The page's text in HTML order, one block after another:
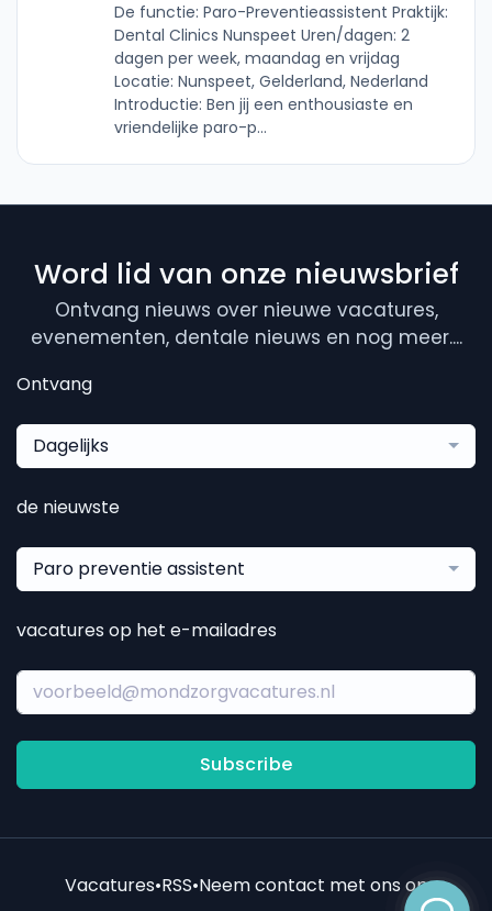
De functie: Paro-Preventieassistent Praktijk:
Dental Clinics Nunspeet Uren/dagen: 2
dagen per week, maandag en vrijdag
Locatie: Nunspeet, Gelderland, Nederland
Introductie: Ben jij een enthousiaste en
vriendelijke paro-p...
Word lid van onze nieuwsbrief
Ontvang nieuws over nieuwe vacatures,
evenementen, dentale nieuws en nog meer....
Ontvang
Dagelijks
de nieuwste
Paro preventie assistent
vacatures op het e-mailadres
Subscribe
Vacatures•RSS•Neem contact met ons op